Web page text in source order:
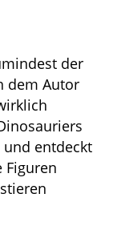
der
dem Autor
entdeckt
Figuren